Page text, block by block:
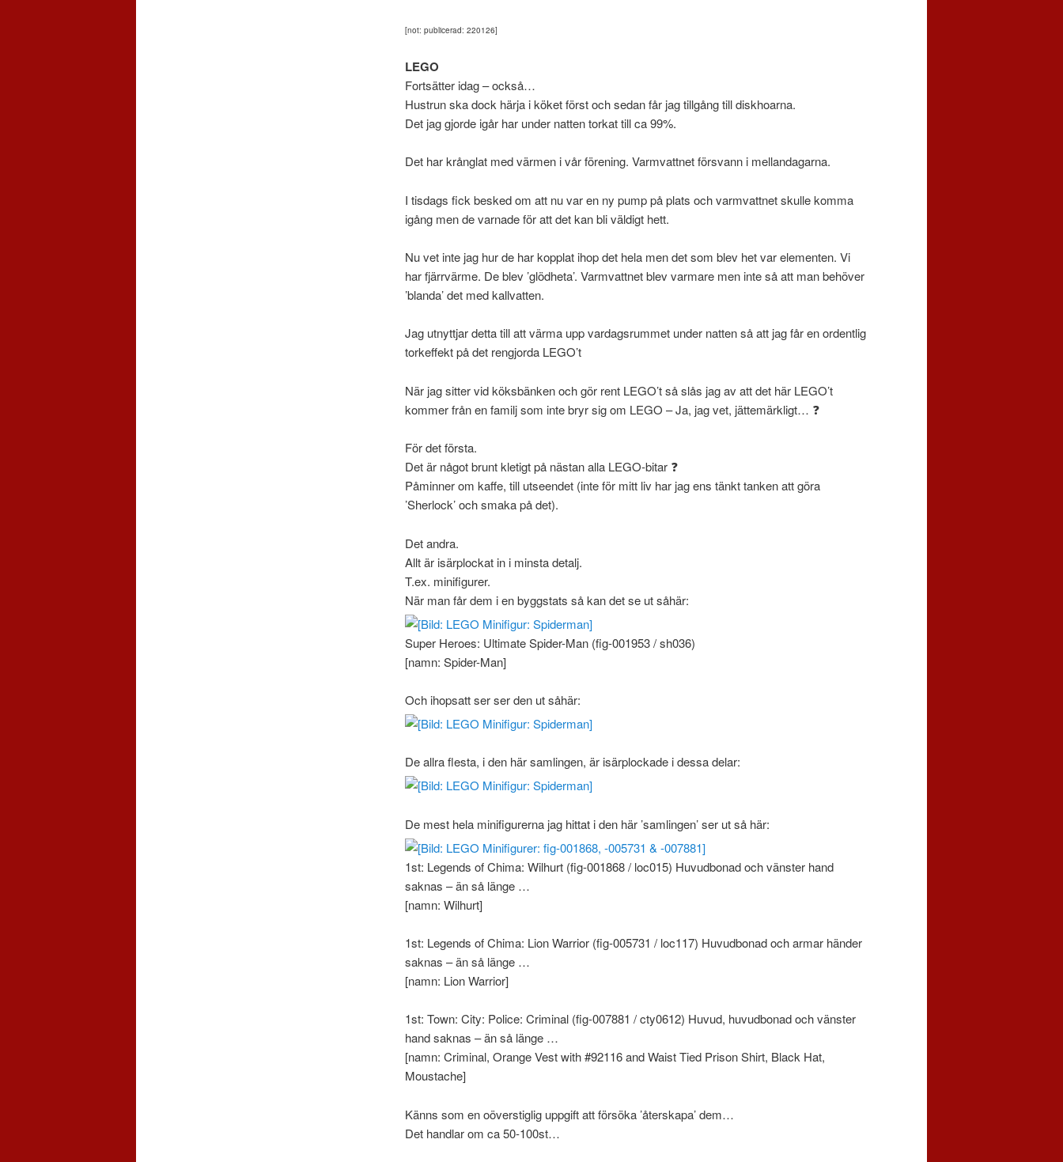
[not: publicerad: 220126]
LEGO
Fortsätter idag – också…
Hustrun ska dock härja i köket först och sedan får jag tillgång till diskhoarna.
Det jag gjorde igår har under natten torkat till ca 99%.
Det har krånglat med värmen i vår förening. Varmvattnet försvann i mellandagarna.
I tisdags fick besked om att nu var en ny pump på plats och varmvattnet skulle komma
igång men de varnade för att det kan bli väldigt hett.
Nu vet inte jag hur de har kopplat ihop det hela men det som blev het var elementen. Vi
har fjärrvärme. De blev ’glödheta’. Varmvattnet blev varmare men inte så att man behöver
’blanda’ det med kallvatten.
Jag utnyttjar detta till att värma upp vardagsrummet under natten så att jag får en ordentlig
torkeffekt på det rengjorda LEGO’t
När jag sitter vid köksbänken och gör rent LEGO’t så slås jag av att det här LEGO’t
kommer från en familj som inte bryr sig om LEGO – Ja, jag vet, jättemärkligt… ❓
För det första.
Det är något brunt kletigt på nästan alla LEGO-bitar ❓
Påminner om kaffe, till utseendet (inte för mitt liv har jag ens tänkt tanken att göra
’Sherlock’ och smaka på det).
Det andra.
Allt är isärplockat in i minsta detalj.
T.ex. minifigurer.
När man får dem i en byggstats så kan det se ut såhär:
Super Heroes: Ultimate Spider-Man (fig-001953 / sh036)
[namn: Spider-Man]
Och ihopsatt ser ser den ut såhär:
De allra flesta, i den här samlingen, är isärplockade i dessa delar:
De mest hela minifigurerna jag hittat i den här ’samlingen’ ser ut så här:
1st: Legends of Chima: Wilhurt (fig-001868 / loc015) Huvudbonad och vänster hand
saknas – än så länge …
[namn: Wilhurt]
1st: Legends of Chima: Lion Warrior (fig-005731 / loc117) Huvudbonad och armar händer
saknas – än så länge …
[namn: Lion Warrior]
1st: Town: City: Police: Criminal (fig-007881 / cty0612) Huvud, huvudbonad och vänster
hand saknas – än så länge …
[namn: Criminal, Orange Vest with #92116 and Waist Tied Prison Shirt, Black Hat,
Moustache]
Känns som en oöverstiglig uppgift att försöka ’återskapa’ dem…
Det handlar om ca 50-100st…